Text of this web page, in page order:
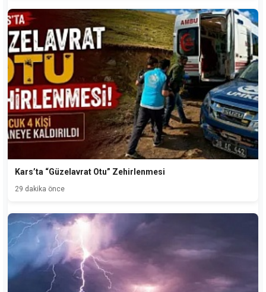
Kars’ta “Güzelavrat Otu” Zehirlenmesi
29 dakika önce